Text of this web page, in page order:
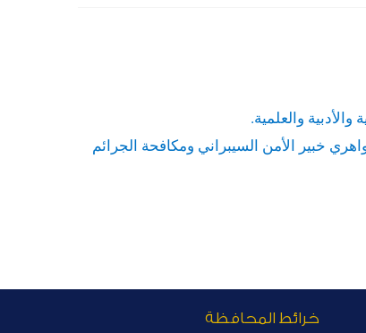
والعلمية.
خبير الأمن السيبراني ومكافحة الجرائم
خرائط المحافظة